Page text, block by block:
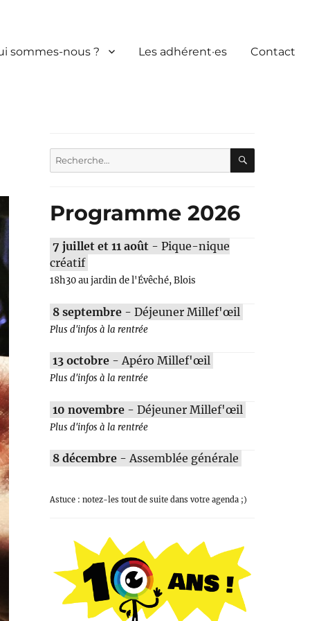
sommes-nous ? Les adhérent·es Contact
Recherche
pour :
Programme 2026
7 juillet et 11 août- Pique-nique
créatif
18h30 au jardin de l'Évêché, Blois
8 septembre- Déjeuner Millef'œil
Plus d'infos à la rentrée
13 octobre- Apéro Millef'œil
Plus d'infos à la rentrée
10 novembre- Déjeuner Millef'œil
Plus d'infos à la rentrée
8 décembre- Assemblée générale
Astuce : notez-les tout de suite dans votre agenda ;)